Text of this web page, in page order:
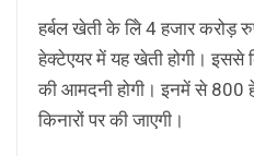
हर्बल खेती के लिे 4 हजार करोड़
हेक्टेएयर में यह खेती होगी। इससे
की आमदनी होगी। इनमें से 800
किनारों पर की जाएगी।